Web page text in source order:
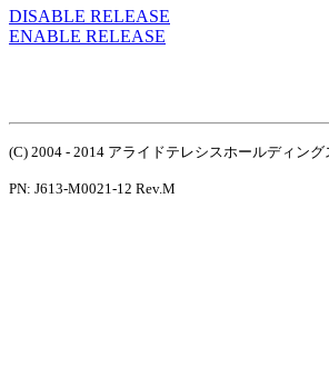
DISABLE RELEASE
ENABLE RELEASE
(C) 2004 - 2014 アライドテレシスホールディング
PN: J613-M0021-12 Rev.M